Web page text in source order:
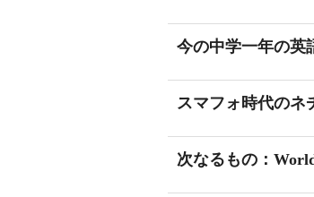
今の中学一年の英
スマフォ時代のネ
次なるもの：